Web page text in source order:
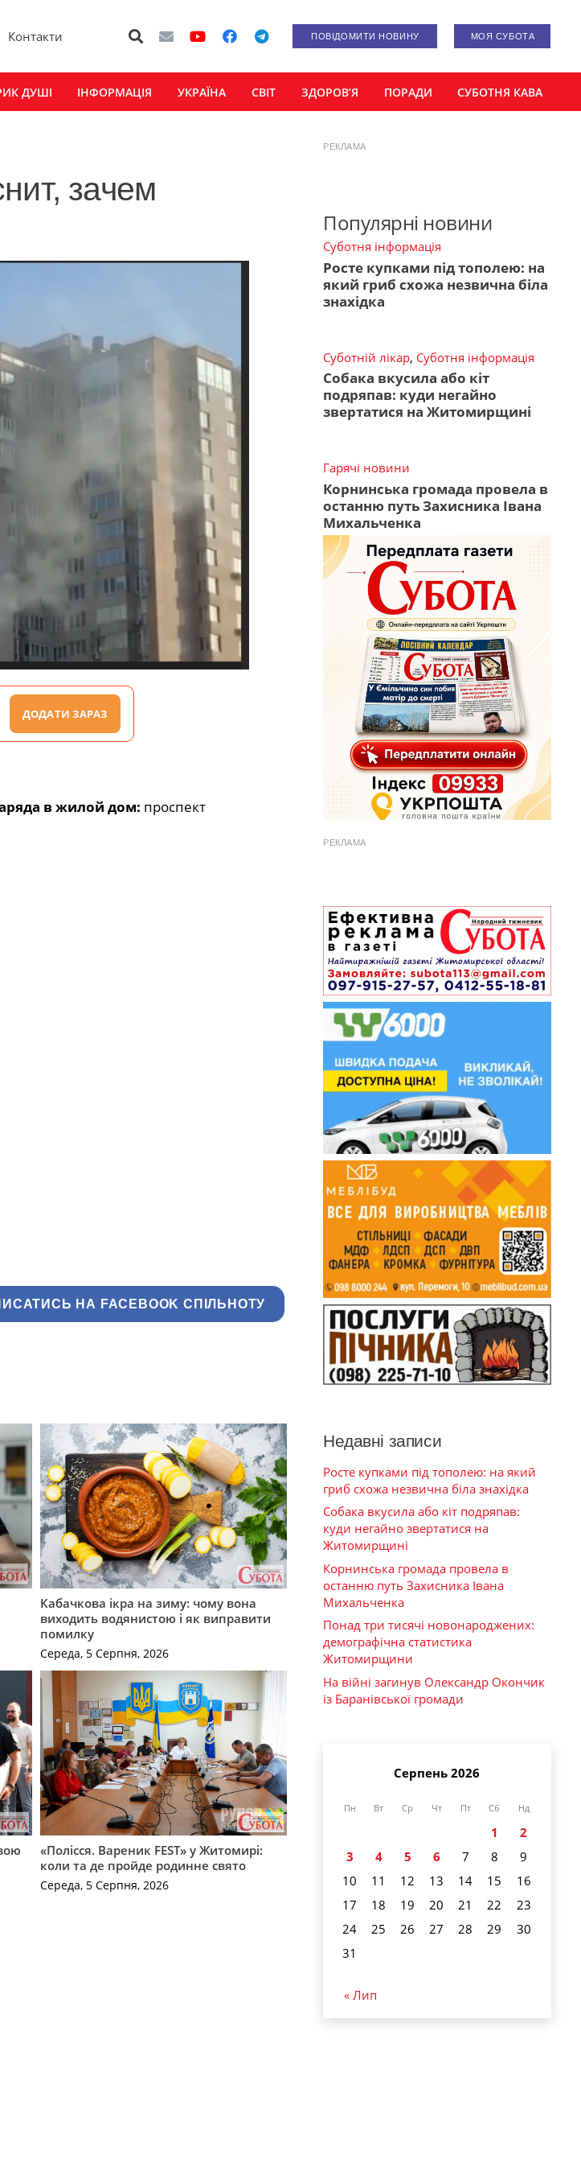
Контакти ПОВІДОМИТИ НОВИНУ МОЯ СУБОТА
ДУШІ ІНФОРМАЦІЯ УКРАЇНА СВІТ ЗДОРОВ’Я ПОРАДИ СУБОТНЯ КАВА
зачем
ДОДАТИ ЗАРАЗ
в жилой дом: проспект
НА FACEBOOK СПІЛЬНОТУ
Кабачкова ікра на зиму: чому вона
виходить водянистою і як виправити
помилку
Середа, 5 Серпня, 2026
«Полісся. Вареник FEST» у Житомирі:
коли та де пройде родинне свято
Середа, 5 Серпня, 2026
РЕКЛАМА
Популярні новини
Суботня інформація
Росте купками під тополею: на
який гриб схожа незвична біла
знахідка
Суботній лікар, Суботня інформація
Собака вкусила або кіт
подряпав: куди негайно
звертатися на Житомирщині
Гарячі новини
Корнинська громада провела в
останню путь Захисника Івана
Михальченка
РЕКЛАМА
Недавні записи
Росте купками під тополею: на який
гриб схожа незвична біла знахідка
Собака вкусила або кіт подряпав:
куди негайно звертатися на
Житомирщині
Корнинська громада провела в
останню путь Захисника Івана
Михальченка
Понад три тисячі новонароджених:
демографічна статистика
Житомирщини
На війні загинув Олександр Окончик
із Баранівської громади
Серпень 2026
Пн Вт Ср Чт Пт Сб Нд
1
2
3
4 5 6 7 8
9
10
11 12 13 14 15
16
17
18 19 20 21 22
23
24
25 26 27 28 29
30
31
« Лип